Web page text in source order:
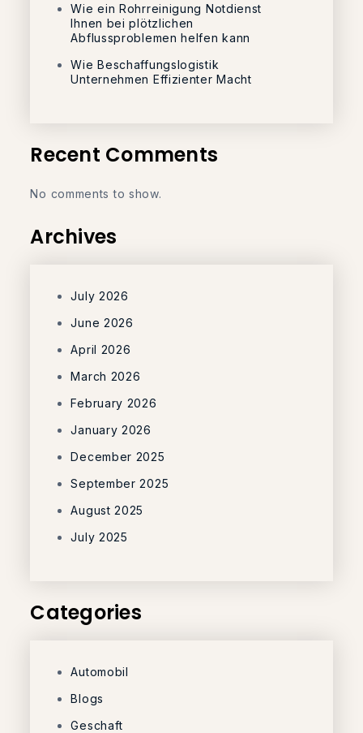
Wie ein Rohrreinigung Notdienst
Ihnen bei plötzlichen
Abflussproblemen helfen kann
Wie Beschaffungslogistik
Unternehmen Effizienter Macht
Recent Comments
No comments to show.
Archives
July 2026
June 2026
April 2026
March 2026
February 2026
January 2026
December 2025
September 2025
August 2025
July 2025
Categories
Automobil
Blogs
Geschaft